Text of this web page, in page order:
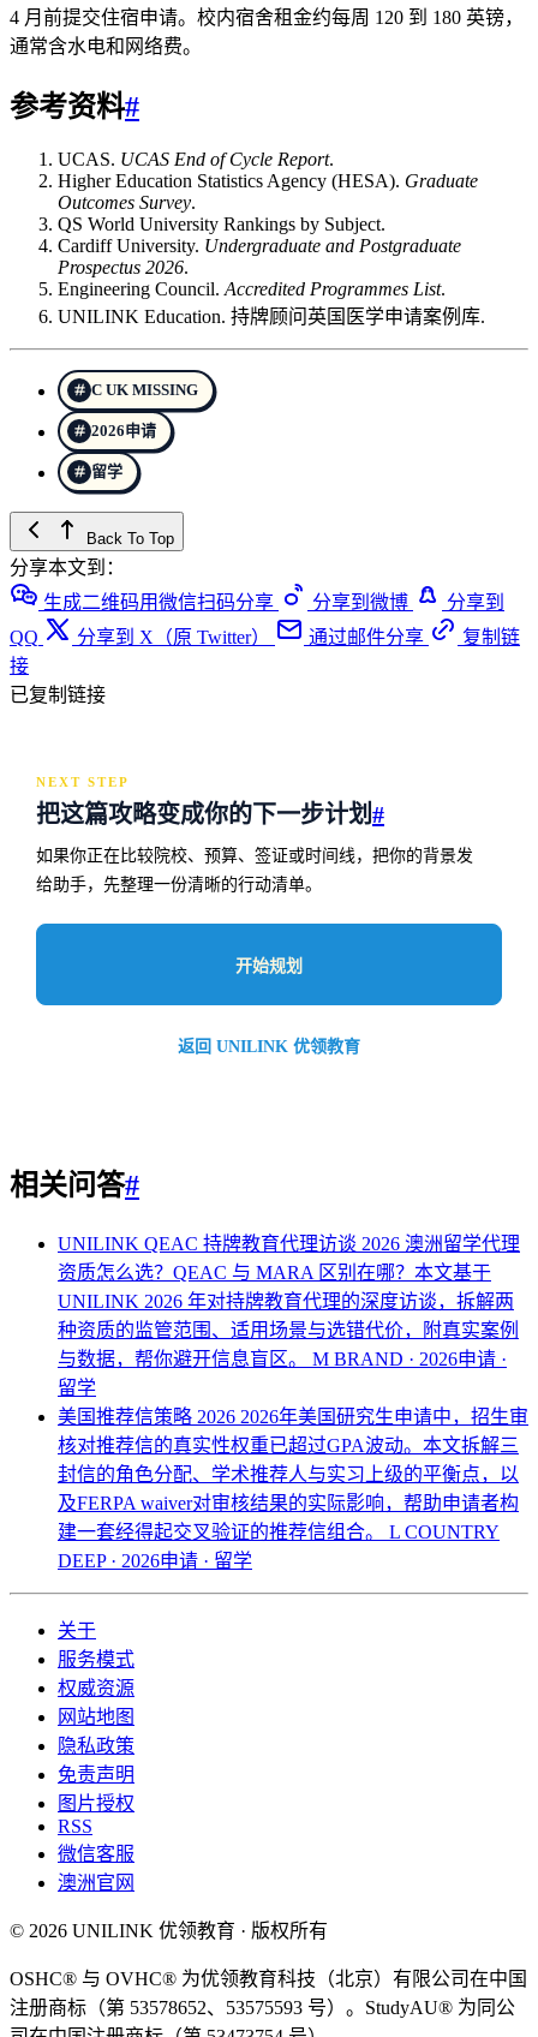
4 月前提交住宿申请。校内宿舍租金约每周 120 到 180 英镑，
通常含水电和网络费。
参考资料#
UCAS. UCAS End of Cycle Report.
Higher Education Statistics Agency (HESA). Graduate
Outcomes Survey.
QS World University Rankings by Subject.
Cardiff University. Undergraduate and Postgraduate
Prospectus 2026.
Engineering Council. Accredited Programmes List.
UNILINK Education. 持牌顾问英国医学申请案例库.
C UK MISSING
2026申请
留学
Back To Top
分享本文到：
生成二维码用微信扫码分享
分享到微博
分享到
QQ
分享到 X（原 Twitter） 通过邮件分享
复制链
接
已复制链接
NEXT STEP
把这篇攻略变成你的下一步计划#
如果你正在比较院校、预算、签证或时间线，把你的背景发
给助手，先整理一份清晰的行动清单。
开始规划
返回 UNILINK 优领教育
相关问答#
UNILINK QEAC 持牌教育代理访谈 2026 澳洲留学代理
资质怎么选？QEAC 与 MARA 区别在哪？本文基于
UNILINK 2026 年对持牌教育代理的深度访谈，拆解两
种资质的监管范围、适用场景与选错代价，附真实案例
与数据，帮你避开信息盲区。 M BRAND · 2026申请 ·
留学
美国推荐信策略 2026 2026年美国研究生申请中，招生审
核对推荐信的真实性权重已超过GPA波动。本文拆解三
封信的角色分配、学术推荐人与实习上级的平衡点，以
及FERPA waiver对审核结果的实际影响，帮助申请者构
建一套经得起交叉验证的推荐信组合。 L COUNTRY
DEEP · 2026申请 · 留学
关于
服务模式
权威资源
网站地图
隐私政策
免责声明
图片授权
RSS
微信客服
澳洲官网
© 2026 UNILINK 优领教育 · 版权所有
OSHC® 与 OVHC® 为优领教育科技（北京）有限公司在中国
注册商标（第 53578652、53575593 号）。StudyAU® 为同公